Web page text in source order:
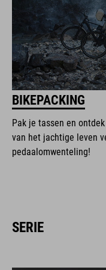
BIKEPACKING
Pak je tassen en
van het jachtige leven
pedaalomwenteling!
SERIE